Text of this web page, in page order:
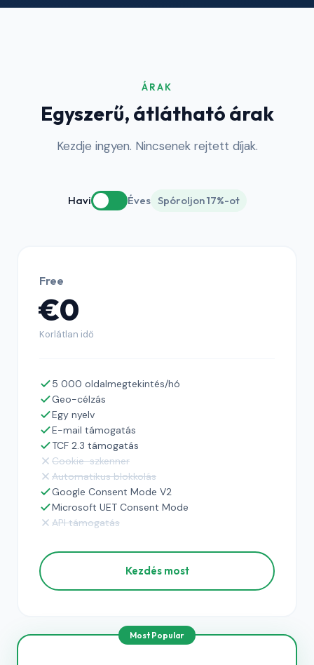
ÁRAK
Egyszerű, átlátható árak
Kezdje ingyen. Nincsenek rejtett díjak.
Havi Éves Spóroljon 17%-ot
Free
€0
Korlátlan idő
5 000 oldalmegtekintés/hó
Geo-célzás
Egy nyelv
E-mail támogatás
TCF 2.3 támogatás
Cookie-szkenner
Automatikus blokkolás
Google Consent Mode V2
Microsoft UET Consent Mode
API támogatás
Kezdés most